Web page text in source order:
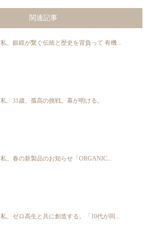
関連記事
私、銀鏡が繋ぐ伝統と歴史を背負って 有機...
私、31歳、孤高の挑戦。幕が明ける。
私、春の新製品のお知らせ「ORGANIC...
私、ゼロ高生と共に創造する。「10代が同...